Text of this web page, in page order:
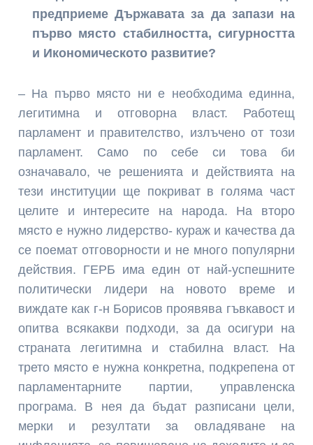
предприеме Държавата за да запази на
първо място стабилността, сигурността
и Икономическото развитие?
– На първо място ни е необходима единна,
легитимна и отговорна власт. Работещ
парламент и правителство, излъчено от този
парламент. Само по себе си това би
означавало, че решенията и действията на
тези институции ще покриват в голяма част
целите и интересите на народа. На второ
място е нужно лидерство- кураж и качества да
се поемат отговорности и не много популярни
действия. ГЕРБ има един от най-успешните
политически лидери на новото време и
виждате как г-н Борисов проявява гъвкавост и
опитва всякакви подходи, за да осигури на
страната легитимна и стабилна власт. На
трето място е нужна конкретна, подкрепена от
парламентарните партии, управленска
програма. В нея да бъдат разписани цели,
мерки и резултати за овладяване на